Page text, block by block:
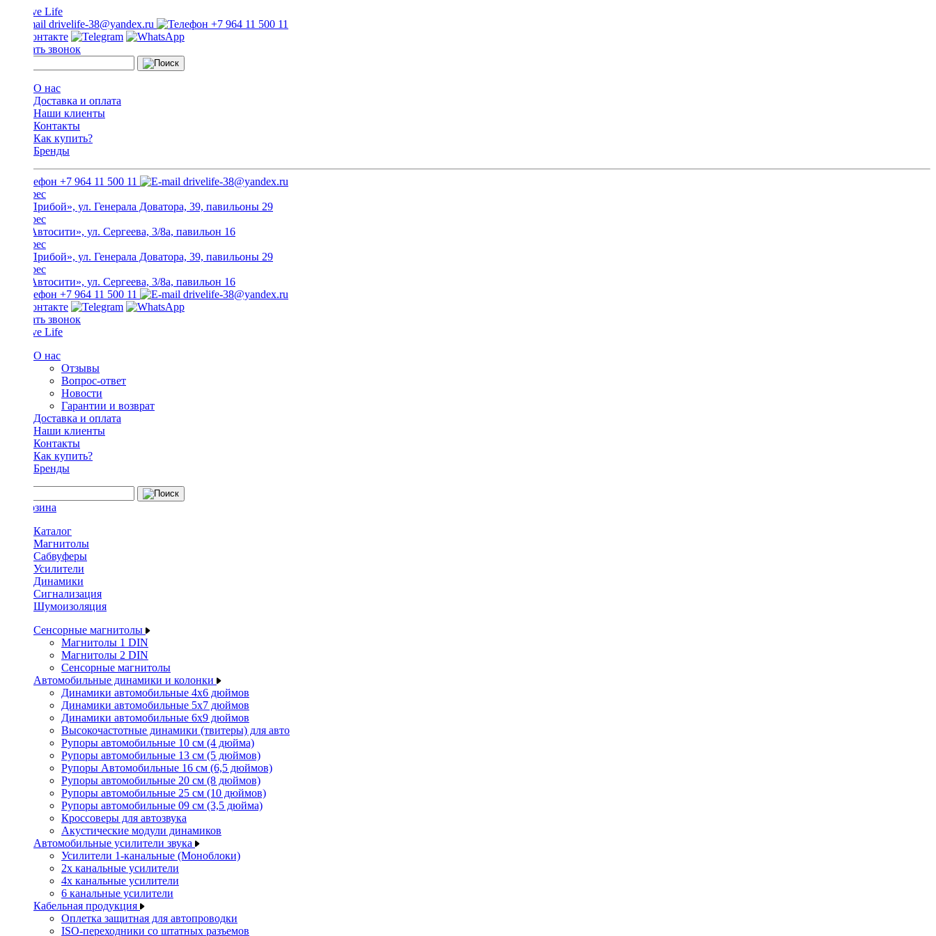
drivelife-38@yandex.ru +7 964 11 500 11
Заказать звонок
О нас
Доставка и оплата
Наши клиенты
Контакты
Как купить?
Бренды
+7 964 11 500 11 drivelife-38@yandex.ru
ТЦ «Прибой», ул. Генерала Доватора, 39, павильоны 29
ТЦ «Автосити», ул. Сергеева, 3/8а, павильон 16
ТЦ «Прибой», ул. Генерала Доватора, 39, павильоны 29
ТЦ «Автосити», ул. Сергеева, 3/8а, павильон 16
+7 964 11 500 11
drivelife-38@yandex.ru
Заказать звонок
О нас
Отзывы
Вопрос-ответ
Новости
Гарантии и возврат
Доставка и оплата
Наши клиенты
Контакты
Как купить?
Бренды
Каталог
Магнитолы
Сабвуферы
Усилители
Динамики
Сигнализация
Шумоизоляция
Сенсорные магнитолы
Магнитолы 1 DIN
Магнитолы 2 DIN
Сенсорные магнитолы
Автомобильные динамики и колонки
Динамики автомобильные 4x6 дюймов
Динамики автомобильные 5x7 дюймов
Динамики автомобильные 6x9 дюймов
Высокочастотные динамики (твитеры) для авто
Рупоры автомобильные 10 см (4 дюйма)
Рупоры автомобильные 13 см (5 дюймов)
Рупоры Автомобильные 16 см (6,5 дюймов)
Рупоры автомобильные 20 см (8 дюймов)
Рупоры автомобильные 25 см (10 дюймов)
Рупоры автомобильные 09 см (3,5 дюйма)
Кроссоверы для автозвука
Акустические модули динамиков
Автомобильные усилители звука
Усилители 1-канальные (Моноблоки)
2х канальные усилители
4х канальные усилители
6 канальные усилители
Кабельная продукция
Оплетка защитная для автопроводки
ISO-переходники со штатных разъемов